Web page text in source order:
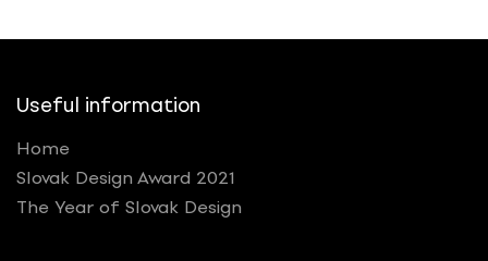
Useful information
Home
Slovak Design Award 2021
The Year of Slovak Design